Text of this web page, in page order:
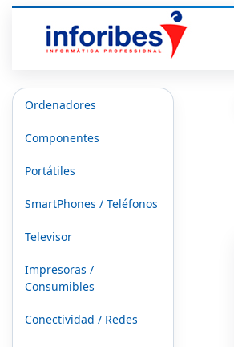
Ordenadores
Componentes
Portátiles
SmartPhones / Teléfonos
Televisor
Impresoras /
Consumibles
Conectividad / Redes